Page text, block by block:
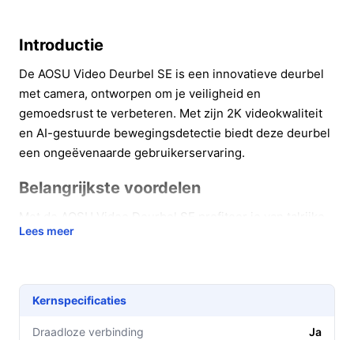
Introductie
De AOSU Video Deurbel SE is een innovatieve deurbel
met camera, ontworpen om je veiligheid en
gemoedsrust te verbeteren. Met zijn 2K videokwaliteit
en AI-gestuurde bewegingsdetectie biedt deze deurbel
een ongeëvenaarde gebruikerservaring.
Belangrijkste voordelen
voordelen die bijdragen aan jouw veiligheid en gemak:
videokwaliteit zorgt ervoor dat je elk detail kunt
zien, of je nu thuis bent of onderweg.
**AI Bewegingsdetectie:** Ontvang meldingen op
Lees meer
Kernspecificaties
Draadloze verbinding Ja